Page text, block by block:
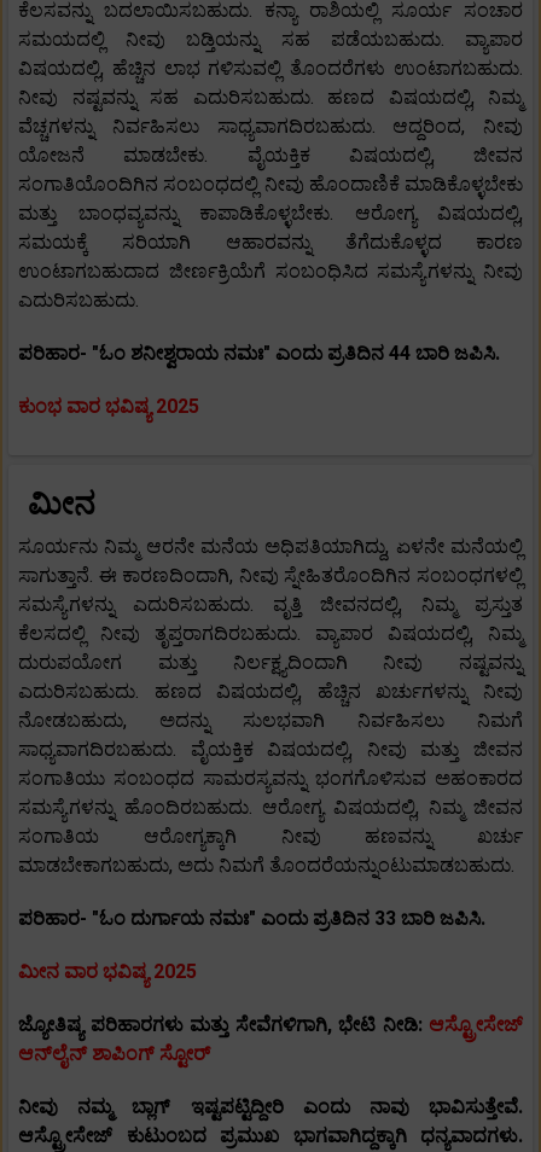
ಕೆಲಸವನ್ನು ಬದಲಾಯಿಸಬಹುದು. ಕನ್ಯಾ ರಾಶಿಯಲ್ಲಿ ಸೂರ್ಯ ಸಂಚಾರ
ಸಮಯದಲ್ಲಿ ನೀವು ಬಡ್ತಿಯನ್ನು ಸಹ ಪಡೆಯಬಹುದು. ವ್ಯಾಪಾರ
ವಿಷಯದಲ್ಲಿ, ಹೆಚ್ಚಿನ ಲಾಭ ಗಳಿಸುವಲ್ಲಿ ತೊಂದರೆಗಳು ಉಂಟಾಗಬಹುದು.
ನೀವು ನಷ್ಟವನ್ನು ಸಹ ಎದುರಿಸಬಹುದು. ಹಣದ ವಿಷಯದಲ್ಲಿ, ನಿಮ್ಮ
ವೆಚ್ಚಗಳನ್ನು ನಿರ್ವಹಿಸಲು ಸಾಧ್ಯವಾಗದಿರಬಹುದು. ಆದ್ದರಿಂದ, ನೀವು
ಯೋಜನೆ ಮಾಡಬೇಕು. ವೈಯಕ್ತಿಕ ವಿಷಯದಲ್ಲಿ, ಜೀವನ
ಸಂಗಾತಿಯೊಂದಿಗಿನ ಸಂಬಂಧದಲ್ಲಿ ನೀವು ಹೊಂದಾಣಿಕೆ ಮಾಡಿಕೊಳ್ಳಬೇಕು
ಮತ್ತು ಬಾಂಧವ್ಯವನ್ನು ಕಾಪಾಡಿಕೊಳ್ಳಬೇಕು. ಆರೋಗ್ಯ ವಿಷಯದಲ್ಲಿ,
ಸಮಯಕ್ಕೆ ಸರಿಯಾಗಿ ಆಹಾರವನ್ನು ತೆಗೆದುಕೊಳ್ಳದ ಕಾರಣ
ಉಂಟಾಗಬಹುದಾದ ಜೀರ್ಣಕ್ರಿಯೆಗೆ ಸಂಬಂಧಿಸಿದ ಸಮಸ್ಯೆಗಳನ್ನು ನೀವು
ಎದುರಿಸಬಹುದು.
ಪರಿಹಾರ- "ಓಂ ಶನೀಶ್ವರಾಯ ನಮಃ" ಎಂದು ಪ್ರತಿದಿನ 44 ಬಾರಿ ಜಪಿಸಿ.
ಕುಂಭ ವಾರ ಭವಿಷ್ಯ 2025
ಮೀನ
ಸೂರ್ಯನು ನಿಮ್ಮ ಆರನೇ ಮನೆಯ ಅಧಿಪತಿಯಾಗಿದ್ದು, ಏಳನೇ ಮನೆಯಲ್ಲಿ
ಸಾಗುತ್ತಾನೆ. ಈ ಕಾರಣದಿಂದಾಗಿ, ನೀವು ಸ್ನೇಹಿತರೊಂದಿಗಿನ ಸಂಬಂಧಗಳಲ್ಲಿ
ಸಮಸ್ಯೆಗಳನ್ನು ಎದುರಿಸಬಹುದು. ವೃತ್ತಿ ಜೀವನದಲ್ಲಿ, ನಿಮ್ಮ ಪ್ರಸ್ತುತ
ಕೆಲಸದಲ್ಲಿ ನೀವು ತೃಪ್ತರಾಗದಿರಬಹುದು. ವ್ಯಾಪಾರ ವಿಷಯದಲ್ಲಿ, ನಿಮ್ಮ
ದುರುಪಯೋಗ ಮತ್ತು ನಿರ್ಲಕ್ಷ್ಯದಿಂದಾಗಿ ನೀವು ನಷ್ಟವನ್ನು
ಎದುರಿಸಬಹುದು. ಹಣದ ವಿಷಯದಲ್ಲಿ, ಹೆಚ್ಚಿನ ಖರ್ಚುಗಳನ್ನು ನೀವು
ನೋಡಬಹುದು, ಅದನ್ನು ಸುಲಭವಾಗಿ ನಿರ್ವಹಿಸಲು ನಿಮಗೆ
ಸಾಧ್ಯವಾಗದಿರಬಹುದು. ವೈಯಕ್ತಿಕ ವಿಷಯದಲ್ಲಿ, ನೀವು ಮತ್ತು ಜೀವನ
ಸಂಗಾತಿಯು ಸಂಬಂಧದ ಸಾಮರಸ್ಯವನ್ನು ಭಂಗಗೊಳಿಸುವ ಅಹಂಕಾರದ
ಸಮಸ್ಯೆಗಳನ್ನು ಹೊಂದಿರಬಹುದು. ಆರೋಗ್ಯ ವಿಷಯದಲ್ಲಿ, ನಿಮ್ಮ ಜೀವನ
ಸಂಗಾತಿಯ ಆರೋಗ್ಯಕ್ಕಾಗಿ ನೀವು ಹಣವನ್ನು ಖರ್ಚು
ಮಾಡಬೇಕಾಗಬಹುದು, ಅದು ನಿಮಗೆ ತೊಂದರೆಯನ್ನುಂಟುಮಾಡಬಹುದು.
ಪರಿಹಾರ- "ಓಂ ದುರ್ಗಾಯ ನಮಃ" ಎಂದು ಪ್ರತಿದಿನ 33 ಬಾರಿ ಜಪಿಸಿ.
ಮೀನ ವಾರ ಭವಿಷ್ಯ 2025
ಜ್ಯೋತಿಷ್ಯ ಪರಿಹಾರಗಳು ಮತ್ತು ಸೇವೆಗಳಿಗಾಗಿ, ಭೇಟಿ ನೀಡಿ: ಆಸ್ಟ್ರೋಸೇಜ್
ಆನ್‌ಲೈನ್ ಶಾಪಿಂಗ್ ಸ್ಟೋರ್
ನೀವು ನಮ್ಮ ಬ್ಲಾಗ್ ಇಷ್ಟಪಟ್ಟಿದ್ದೀರಿ ಎಂದು ನಾವು ಭಾವಿಸುತ್ತೇವೆ.
ಆಸ್ಟ್ರೋಸೇಜ್ ಕುಟುಂಬದ ಪ್ರಮುಖ ಭಾಗವಾಗಿದ್ದಕ್ಕಾಗಿ ಧನ್ಯವಾದಗಳು.